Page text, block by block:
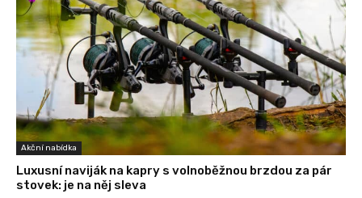
Akční nabídka
Luxusní naviják na kapry s volnoběžnou brzdou za pár
stovek: je na něj sleva